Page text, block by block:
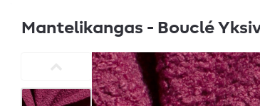
Mantelikangas - Bouclé